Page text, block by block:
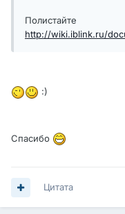
Полистайте
http://wiki.iblink.ru/
:)
Спасибо
Цитата